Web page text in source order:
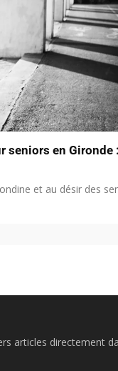
seniors en Gironde
et au désir des
articles directement